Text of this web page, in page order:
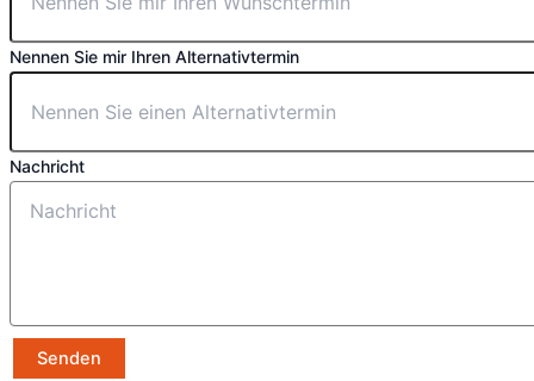
Nennen Sie mir Ihren Alternativtermin
Nachricht
Senden